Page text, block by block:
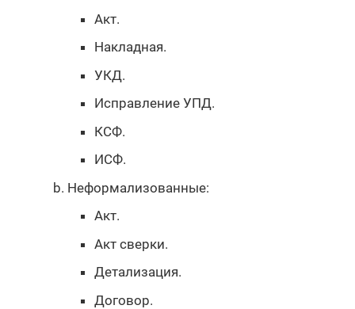
Акт.
Накладная.
УКД.
Исправление УПД.
КСФ.
ИСФ.
Неформализованные:
Акт.
Акт сверки.
Детализация.
Договор.